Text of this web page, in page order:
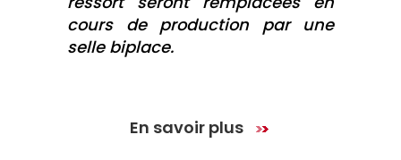
cours de production par une
selle biplace.
En savoir plus